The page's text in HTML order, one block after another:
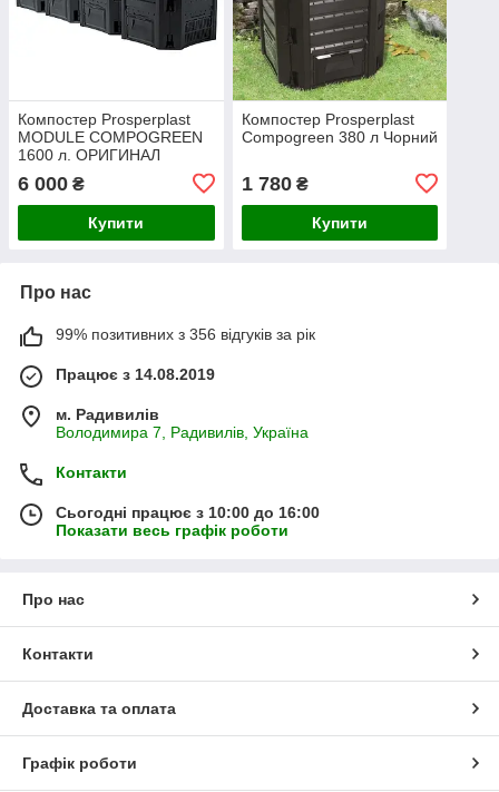
Компостер Prosperplast
MODULE COMPOGREEN
1600 л. ОРИГИНАЛ
6 000 ₴
Купити
Компостер Prosperplast
Compogreen 380 л Чорний
1 780₴
Купити
Про нас
99% позитивних з 356 відгуків за рік
Працює з 14.08.2019
м. Радивилів
Володимира 7, Радивилів, Україна
Контакти
Сьогодні працює з 10:00 до 16:00
Показати весь графік роботи
Про нас
Контакти
Доставка та оплата
Графік роботи